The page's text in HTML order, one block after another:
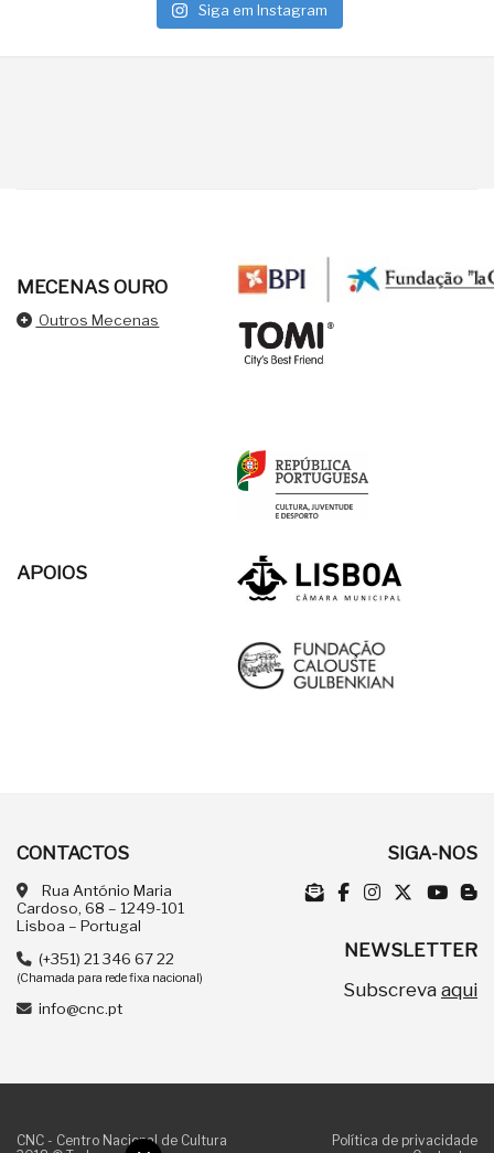
Siga em Instagram
MECENAS OURO
Outros Mecenas
APOIOS
CONTACTOS
Rua António Maria
Cardoso, 68 – 1249-101
Lisboa – Portugal
(+351) 21 346 67 22
(Chamada para rede fixa nacional)
info@cnc.pt
SIGA-NOS
NEWSLETTER
Subscreva aqui
CNC - Centro Nacional de Cultura
Política de privacidade